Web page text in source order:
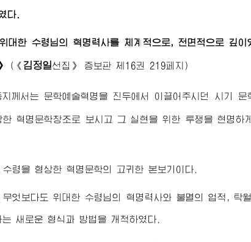
다.
위대한 수령님의 혁명력사를 체계적으로, 전면적으로 깊
( 《 김정일선집》 증보판 제16권 219페지)
께서는 문학예술혁명을 진두에서 이끌어주시던 시기
한 혁명문학창조로 보시고 그 실현을 위한 투쟁을 현명하
수령 을 형상한 혁명문학의 고귀한 본보기이다.
무엇보다도위대한 수령님의 혁명력사와 불멸의 업적, 탁
새로운 형식과 방법을 개척하였다.